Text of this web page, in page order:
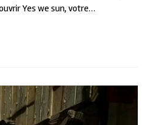
Yes we sun, votre…